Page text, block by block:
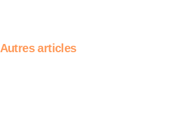
Autres articles